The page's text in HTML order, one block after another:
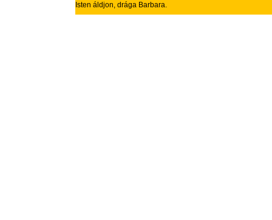
Isten áldjon, drága